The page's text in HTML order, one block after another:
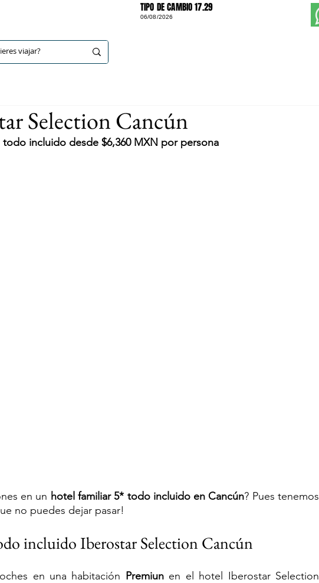
TIPO DE CAMBIO 17.29
06/08/2026
Selection Cancún
incluido desde $6,360 MXN por persona
en un hotel familiar 5* todo incluido en Cancún? Pues tenemos
no puedes dejar pasar!
incluido Iberostar Selection Cancún
en una habitación Premiun en el hotel Iberostar Selection